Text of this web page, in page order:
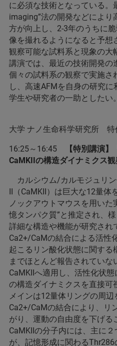
に必須な技術となっている。
imaging”法の開発などにより
方が向上し、2-3年のうちに
像を撮れるようになると予想
観察可能な試料系と現象の大
講演では、最近の技術開発の
個々の試料系の観察で実施さ
し、高速AFMを自身の研究
学生や研究者の一助としたい。
金
大学 ナノ生命科学研究所 特
16:25～16:45
【特別講演
CaMKIIの構造ダイナミクス観
カルシウム/カルモジュリ
II（CaMKII）は巨大な12量体
ノックアウトマウスを用いた
憶タンパク質”と推定され、
詳細な構造や機能が研究され
Ca2+/CaMの結合による活性
起こるリン酸化状態に関す
までほとんど報告されていな
CaMKIIへ適用し、活性化状
の構造ダイナミクスを直接可
メインは12量体リングの周辺
Ca2+/CaMの結合により、リ
がり、運動の自由度を下げる
CaMKIIの分子内には、主に
が、記憶形成に関わる